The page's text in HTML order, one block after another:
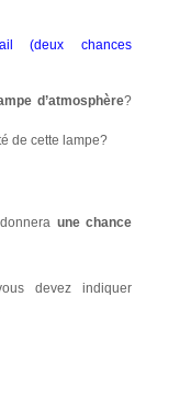
(deux chances
d’atmosphère?
de cette lampe?
une chance
devez indiquer